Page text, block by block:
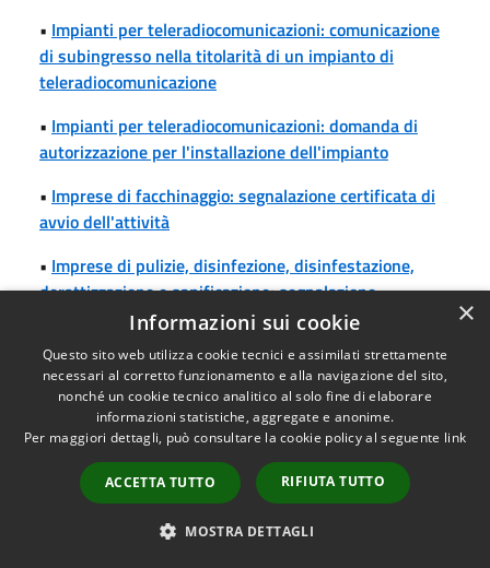
• Impianti per teleradiocomunicazioni: comunicazione
di subingresso nella titolarità di un impianto di
teleradiocomunicazione
• Impianti per teleradiocomunicazioni: domanda di
autorizzazione per l'installazione dell'impianto
• Imprese di facchinaggio: segnalazione certificata di
avvio dell'attività
• Imprese di pulizie, disinfezione, disinfestazione,
derattizzazione e sanificazione: segnalazione
certificata di avvio o trasferimento dell'attività
•Inizio dei lavori edilizi
Installazione di videogiochi o apparecchi per il gioco
lecito: comunicazione di disattivazione di videogiochi o
apparecchi
Installazione di videogiochi o apparecchi per il gioco
lecito: domanda di autorizzazione per l'installazione, la
×
Informazioni sui cookie
Questo sito web utilizza cookie tecnici e assimilati strettamente
necessari al corretto funzionamento e alla navigazione del sito,
nonché un cookie tecnico analitico al solo fine di elaborare
informazioni statistiche, aggregate e anonime.
Per maggiori dettagli, può consultare la cookie policy al seguente link
ACCETTA TUTTO RIFIUTA TUTTO
MOSTRA DETTAGLI